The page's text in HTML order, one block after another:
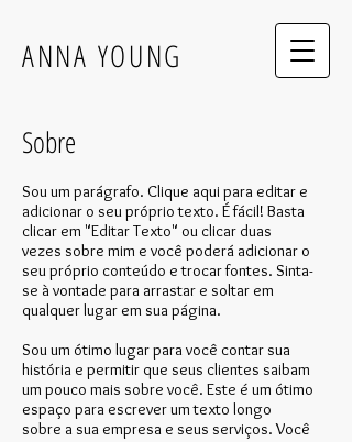
ANNA YOUNG
Sobre
Sou um parágrafo. Clique aqui para editar e
adicionar o seu próprio texto. É fácil! Basta
clicar em "Editar Texto" ou clicar duas
vezes sobre mim e você poderá adicionar o
seu próprio conteúdo e trocar fontes. Sinta-
se à vontade para arrastar e soltar em
qualquer lugar em sua página.
Sou um ótimo lugar para você contar sua
história e permitir que seus clientes saibam
um pouco mais sobre você. Este é um ótimo
espaço para escrever um texto longo
sobre a sua empresa e seus serviços. Você